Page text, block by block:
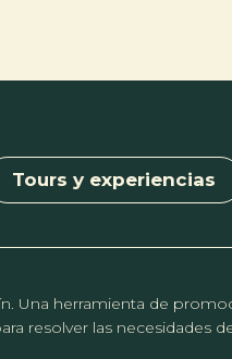
Tours y experiencias
Una herramienta de
resolver las necesidades